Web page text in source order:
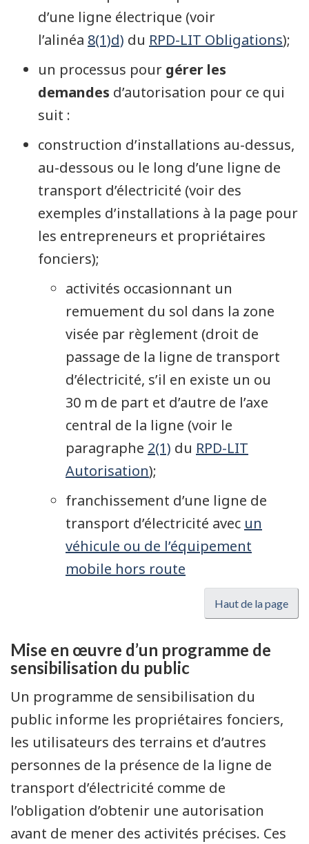
d’une ligne électrique (voir
l’alinéa 8(1)d) du RPD-LIT Obligations);
un processus pour gérer les
demandes d’autorisation pour ce qui
suit :
construction d’installations au-dessus,
au-dessous ou le long d’une ligne de
transport d’électricité (voir des
exemples d’installations à la page pour
les entrepreneurs et propriétaires
fonciers);
activités occasionnant un
remuement du sol dans la zone
visée par règlement (droit de
passage de la ligne de transport
d’électricité, s’il en existe un ou
30 m de part et d’autre de l’axe
central de la ligne (voir le
paragraphe 2(1) du RPD-LIT
Autorisation);
franchissement d’une ligne de
transport d’électricité avec un
véhicule ou de l’équipement
mobile hors route
Haut de la page
Mise en œuvre d’un programme de
sensibilisation du public
Un programme de sensibilisation du
public informe les propriétaires fonciers,
les utilisateurs des terrains et d’autres
personnes de la présence de la ligne de
transport d’électricité comme de
l’obligation d’obtenir une autorisation
avant de mener des activités précises. Ces